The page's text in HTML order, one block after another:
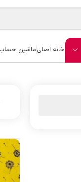
خانه اصلیماشین حساب